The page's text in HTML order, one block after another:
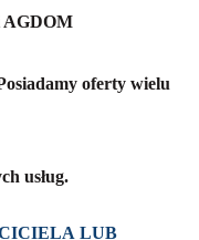
AGDOM
oferty wielu
usług.
LUB